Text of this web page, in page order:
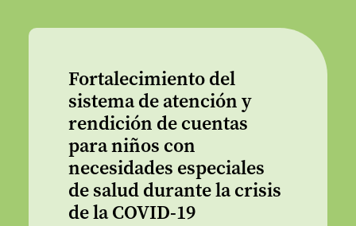
Fortalecimiento del
sistema de atención y
rendición de cuentas
para niños con
necesidades especiales
de salud durante la crisis
de la COVID-19